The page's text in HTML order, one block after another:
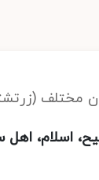
مختلف
اسلام،